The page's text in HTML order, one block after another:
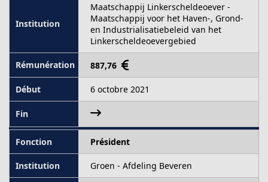
Maatschappij Linkerscheldeoever -
Maatschappij voor het Haven-, Grond-
en Industrialisatiebeleid van het
Linkerscheldeoevergebied
887,76
6 octobre 2021
Président
Groen - Afdeling Beveren